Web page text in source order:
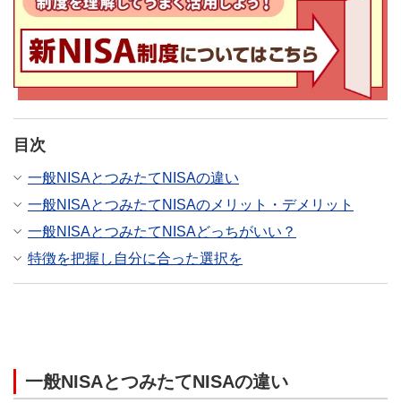
目次
一般NISAとつみたてNISAの違い
一般NISAとつみたてNISAのメリット・デメリット
一般NISAとつみたてNISAどっちがいい？
特徴を把握し自分に合った選択を
一般NISAとつみたてNISAの違い